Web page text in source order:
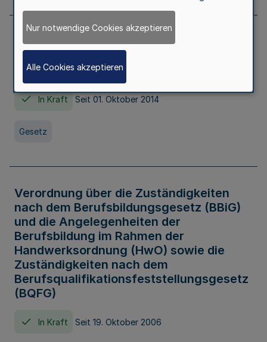
Gesetz über die Hochschulen des Landes
Nordrhein-Westfalen (Hochschulgesetz -
HG)
In Kraft Seit 01. Oktober 2014
Gesetz
Verordnung über die Zuständigkeiten
nach dem Berufsbildungsgesetz (BBiG)
und die Angelegenheiten der
Berufsbildung im Rahmen der
Handwerksordnung (HwO) sowie die
Zuständigkeiten nach dem
Berufsqualifikationsfeststellungsgesetz
(BQFG)
In Kraft Seit 19. Oktober 2006
Nur notwendige Cookies akzeptieren
Alle Cookies akzeptieren